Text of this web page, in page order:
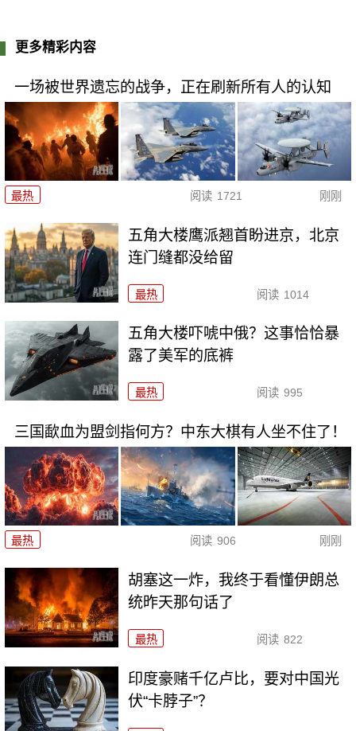
更多精彩内容
一场被世界遗忘的战争，正在刷新所有人的认知
最热 阅读 1721 刚刚
五角大楼鹰派翘首盼进京，北京
连门缝都没给留
最热 阅读 1014
五角大楼吓唬中俄？这事恰恰暴
露了美军的底裤
最热 阅读 995
三国歃血为盟剑指何方？中东大棋有人坐不住了！
最热 阅读 906 刚刚
胡塞这一炸，我终于看懂伊朗总
统昨天那句话了
最热 阅读 822
印度豪赌千亿卢比，要对中国光
伏“卡脖子”？